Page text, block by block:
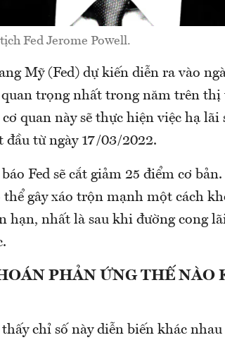
Fed Jerome Powell.
Mỹ (Fed) dự kiến diễn ra vào
trọng nhất trong năm trên
quan này sẽ thực hiện việc hạ lãi
đầu từ ngày 17/03/2022.
Fed sẽ cắt giảm 25 điểm cơ
gây xáo trộn mạnh một cách
nhất là sau khi đường cong
PHẢN ỨNG THẾ NÀO
chỉ số này diễn biến khác